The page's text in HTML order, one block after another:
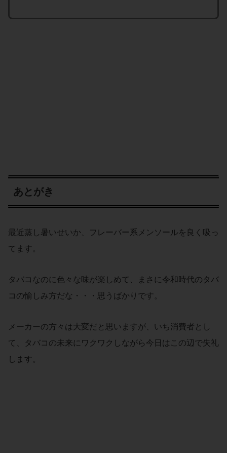
あとがき
最近蒸し暑いせいか、フレーバー系メンソールを良く吸っ
てます。
タバコなのに色々な味が楽しめて、まさに令和時代のタバ
コの愉しみ方だな・・・思うばかりです。
メーカーの方々は大変だと思いますが、いち消費者とし
て、タバコの未来にワクワクしながら今日はこの辺で失礼
します。